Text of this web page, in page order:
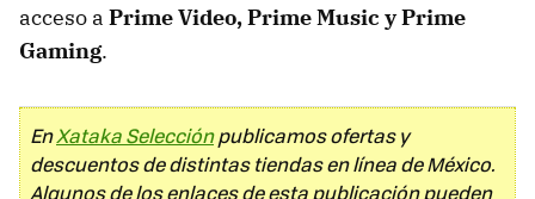
acceso a Prime Video, Prime Music y Prime
Gaming.
EnXataka Selecciónpublicamos ofertas y
descuentos de distintas tiendas en línea de México.
Algunos de los enlaces de esta publicación pueden